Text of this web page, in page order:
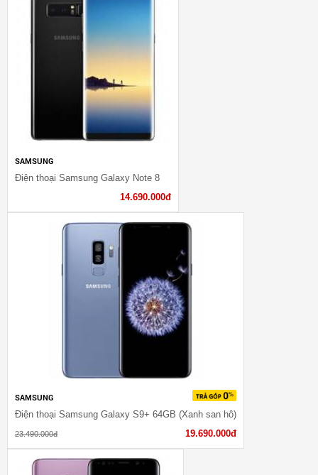
SAMSUNG
Điện thoại Samsung Galaxy Note 8
14.690.000đ
SAMSUNG
Điện thoại Samsung Galaxy S9+ 64GB (Xanh san hô)
23.490.000đ 19.690.000đ